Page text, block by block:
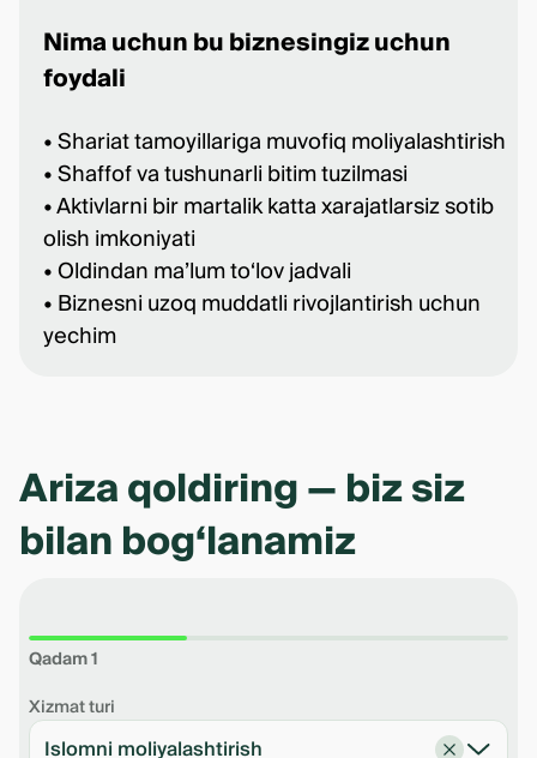
Nima uchun bu biznesingiz uchun
foydali
• Shariat tamoyillariga muvofiq moliyalashtirish
• Shaffof va tushunarli bitim tuzilmasi
• Aktivlarni bir martalik katta xarajatlarsiz sotib
olish imkoniyati
• Oldindan ma’lum to‘lov jadvali
• Biznesni uzoq muddatli rivojlantirish uchun
yechim
Ariza qoldiring — biz siz
bilan bog‘lanamiz
Qadam 1
Xizmat turi
Islomni moliyalashtirish